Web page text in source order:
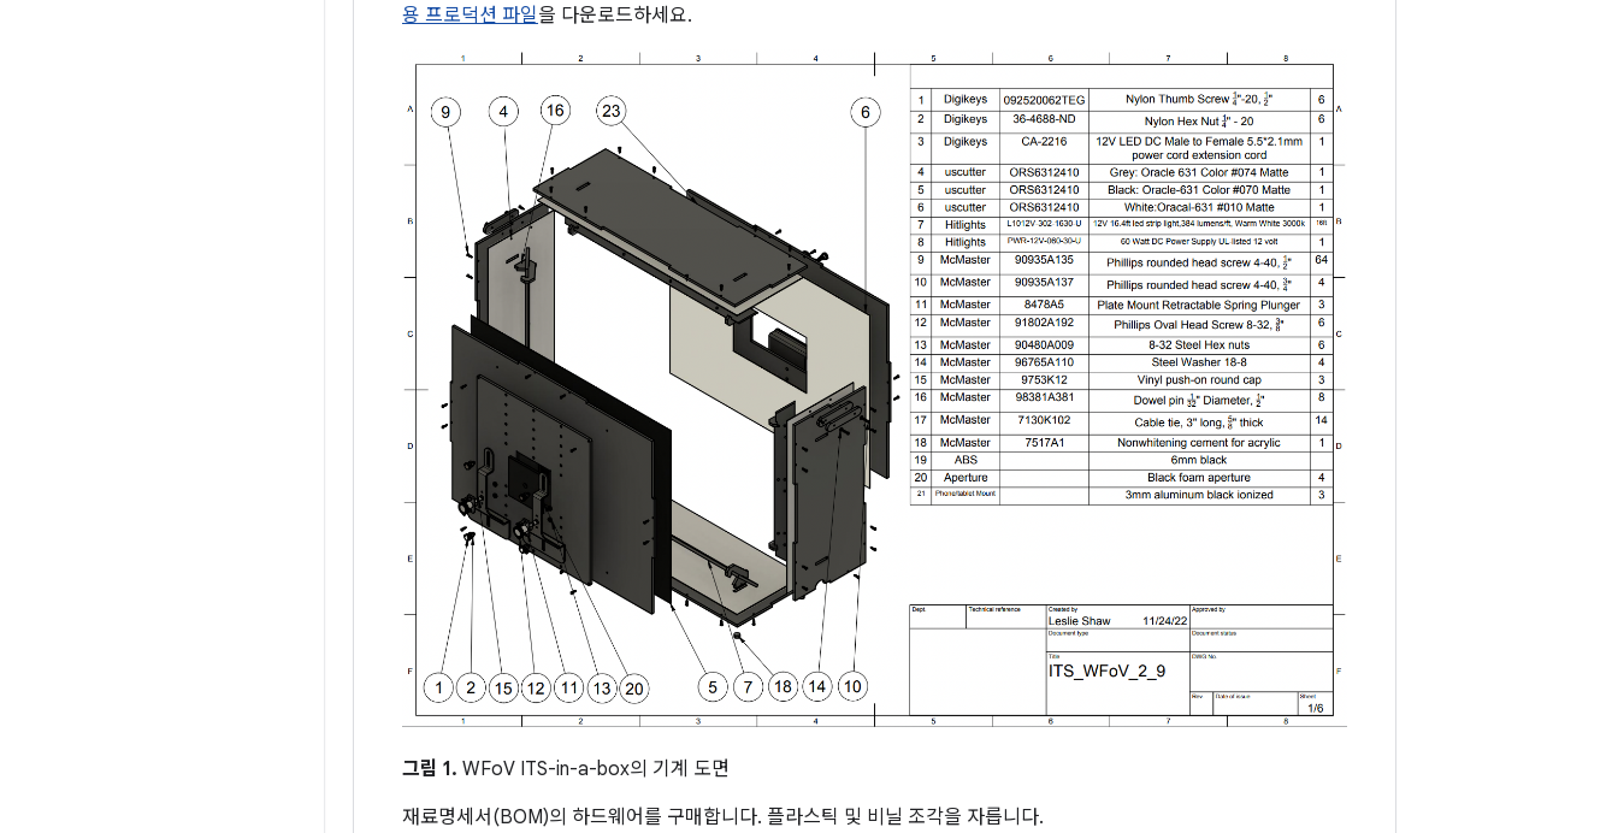
용 프로덕션 파일을 다운로드하세요.
그림 1. WFoV ITS-in-a-box의 기계 도면
재료명세서(BOM)의 하드웨어를 구매합니다. 플라스틱 및 비닐 조각을 자릅니다.